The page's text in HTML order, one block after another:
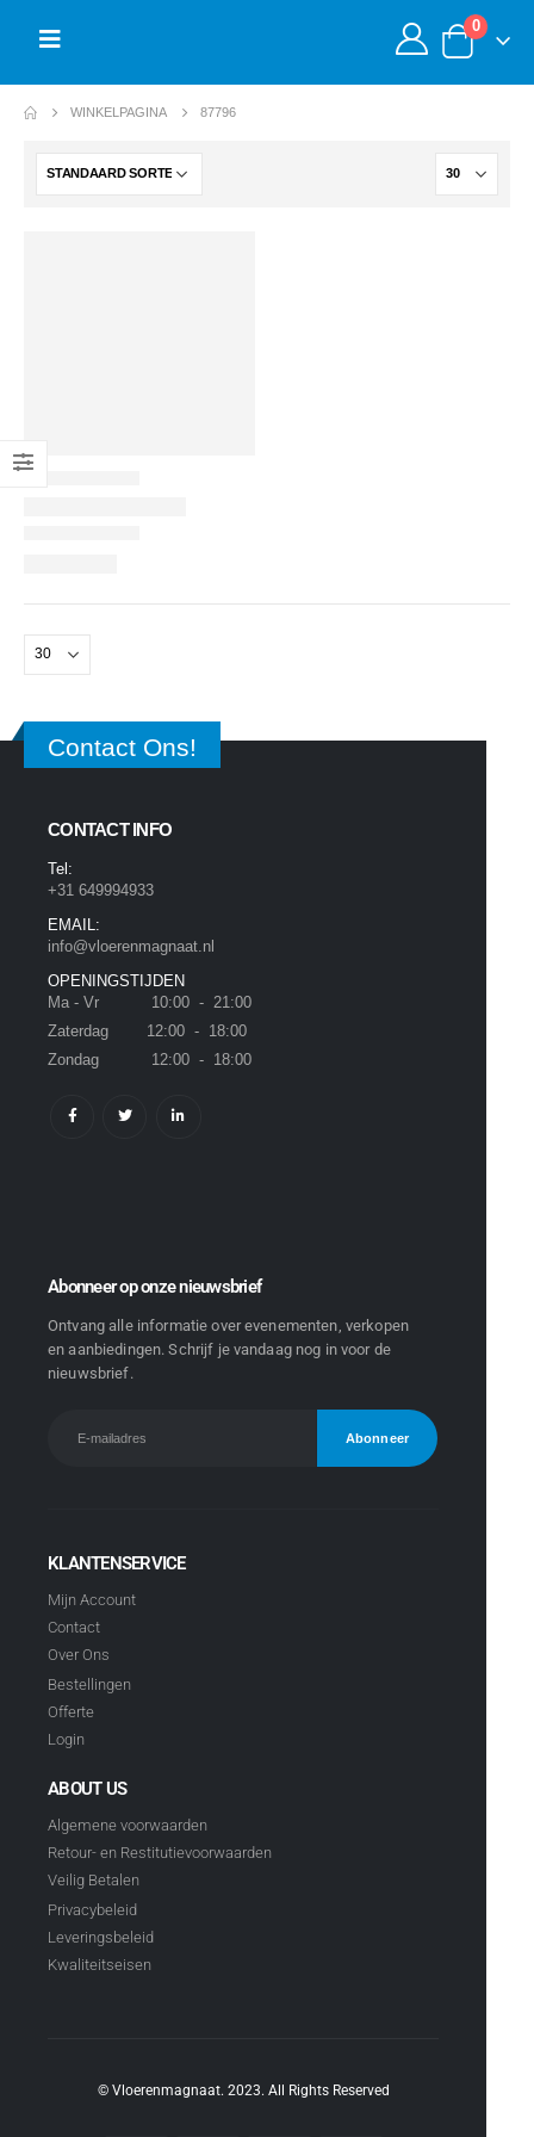
0
WINKELPAGINA 87796
Contact Ons!
CONTACT INFO
Tel:
+31 649994933
EMAIL:
info@vloerenmagnaat.nl
OPENINGSTIJDEN
Ma - Vr 10:00 - 21:00
Zaterdag 12:00 - 18:00
Zondag 12:00 - 18:00
Abonneer op onze nieuwsbrief
Ontvang alle informatie over evenementen, verkopen
en aanbiedingen. Schrijf je vandaag nog in voor de
nieuwsbrief.
KLANTENSERVICE
Mijn Account
Contact
Over Ons
Bestellingen
Offerte
Login
ABOUT US
Algemene voorwaarden
Retour- en Restitutievoorwaarden
Veilig Betalen
Privacybeleid
Leveringsbeleid
Kwaliteitseisen
© Vloerenmagnaat. 2023. All Rights Reserved